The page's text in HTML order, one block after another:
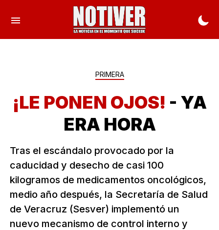
PRIMERA
¡LE PONEN OJOS! - YA
ERA HORA
Tras el escándalo provocado por la
caducidad y desecho de casi 100
kilogramos de medicamentos oncológicos,
medio año después, la Secretaría de Salud
de Veracruz (Sesver) implementó un
nuevo mecanismo de control interno y